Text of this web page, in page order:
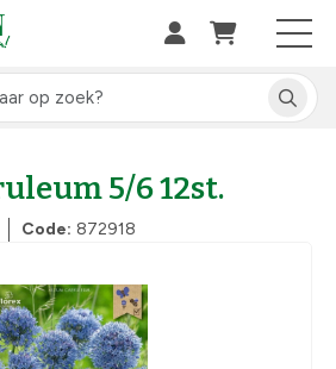
5/6 12st.
Code: 872918